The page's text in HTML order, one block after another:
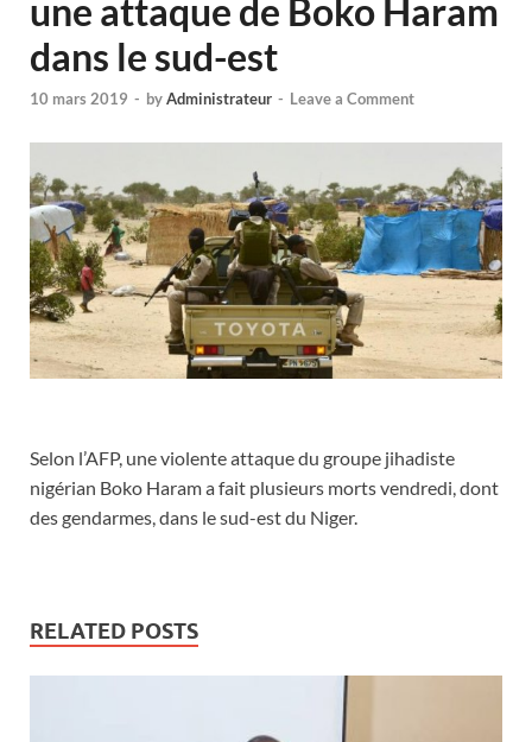
une attaque de Boko Haram
dans le sud-est
10 mars 2019 - byAdministrateur - Leave a Comment
Selon l’AFP, une violente attaque du groupe jihadiste
nigérian Boko Haram a fait plusieurs morts vendredi, dont
des gendarmes, dans le sud-est du Niger.
RELATED POSTS